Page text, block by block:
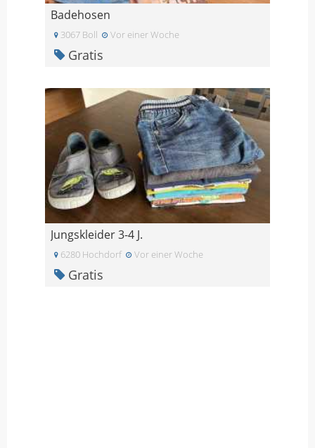
Badehosen
3067 Boll Vor einer Woche
Gratis
Jungskleider 3-4 J.
6280 Hochdorf Vor einer Woche
Gratis